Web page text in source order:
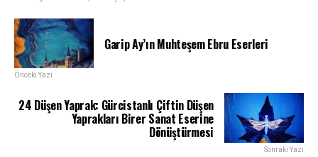
Garip Ay’ın Muhteşem Ebru Eserleri
Önceki Yazı
24 Düşen Yaprak: Gürcistanlı Çiftin Düşen
Yaprakları Birer Sanat Eserine
Dönüştürmesi
Sonraki Yazı